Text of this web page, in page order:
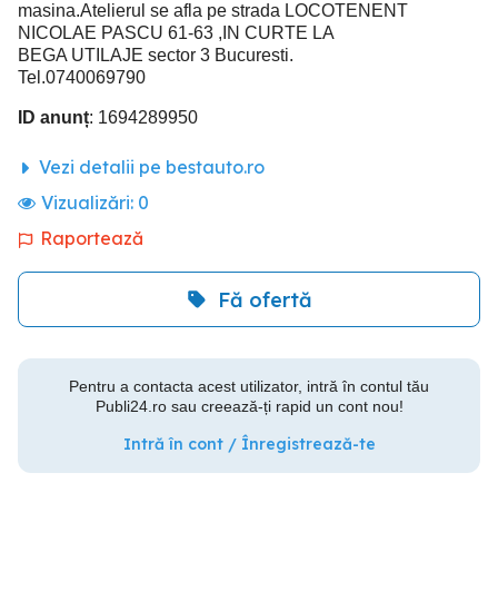
masina.Atelierul se afla pe strada LOCOTENENT
NICOLAE PASCU 61-63 ,IN CURTE LA
BEGA UTILAJE sector 3 Bucuresti.
Tel.0740069790
ID anunț: 1694289950
Vezi detalii pe bestauto.ro
Vizualizări: 0
Raportează
Fă ofertă
Pentru a contacta acest utilizator, intră în contul tău
Publi24.ro sau creează-ți rapid un cont nou!
Intră în cont / Înregistrează-te